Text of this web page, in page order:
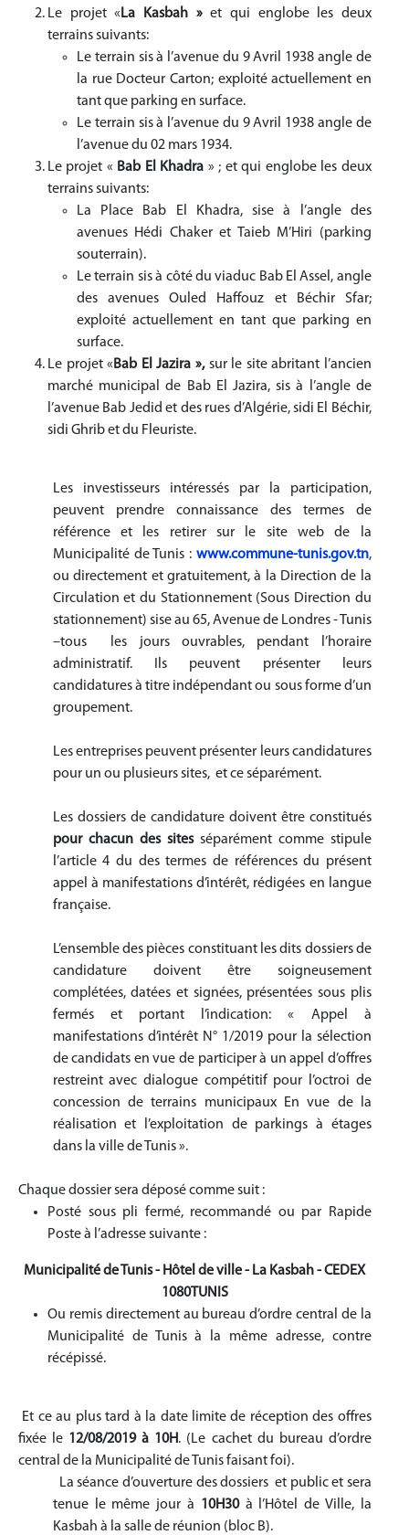
Le projet « La Kasbah »et qui englobe les deux
terrains suivants:
Le terrain sis à l’avenue du 9 Avril 1938 angle de
la rue Docteur Carton; exploité actuellement en
tant que parking en surface.
Le terrain sis à l’avenue du 9 Avril 1938 angle de
l’avenue du 02 mars 1934.
Le projet « Bab El Khadra » ; et qui englobe les deux
terrains suivants:
La Place Bab El Khadra, sise à l’angle des
avenues Hédi Chaker et Taieb M’Hiri (parking
souterrain(.
Le terrain sis à côté du viaduc Bab El Assel, angle
des avenues Ouled Haffouz et Béchir Sfar;
exploité actuellement en tant que parking en
surface.
Le projet «Bab El Jazira », sur le site abritant l’ancien
marché municipal de Bab El Jazira, sis à l’angle de
l’avenue Bab Jedid et des rues d’Algérie, sidi El Béchir,
sidi Ghrib et du Fleuriste.
Les investisseurs intéressés par la participation,
peuvent prendre connaissance des termes de
référence et les retirer sur le site web de la
Municipalité de Tunis : www.commune-tunis.gov.tn,
ou directement et gratuitement, à la Direction de la
Circulation et du Stationnement (Sous Direction du
stationnement) sise au 65, Avenue de Londres - Tunis
–tous les jours ouvrables, pendant l’horaire
administratif. Ils peuvent présenter leurs
candidatures à titre indépendant ou sous forme d’un
groupement.
Les entreprises peuvent présenter leurs candidatures
pour un ou plusieurs sites, et ce séparément.
Les dossiers de candidature doivent être constitués
pour chacun des sitesséparément comme stipule
l’article 4 du des termes de références du présent
appel à manifestations d’intérêt, rédigées en langue
française.
L’ensemble des pièces constituant les dits dossiers de
candidature doivent être soigneusement
complétées, datées et signées, présentées sous plis
fermés et portant l’indication: « Appel à
manifestations d’intérêt N° 1/2019 pour la sélection
de candidats en vue de participer à un appel d’offres
restreint avec dialogue compétitif pour l’octroi de
concession de terrains municipaux En vue de la
réalisation et l’exploitation de parkings à étages
dans la ville de Tunis ».
Chaque dossier sera déposé comme suit :
Posté sous pli fermé, recommandé ou par Rapide
Poste à l’adresse suivante :
Municipalité de Tunis - Hôtel de ville - La Kasbah - CEDEX
1080TUNIS
Ou remis directement au bureau d’ordre central de la
Municipalité de Tunis à la même adresse, contre
récépissé.
Et ce au plus tard à la date limite de réception des offres
fixée le 12/08/2019 à 10H. (Le cachet du bureau d’ordre
central de la Municipalité de Tunis faisant foi).
La séance d’ouverture des dossiers et public et sera
tenue le même jour à 10H30 à l’Hôtel de Ville, la
Kasbah à la salle de réunion (bloc B).